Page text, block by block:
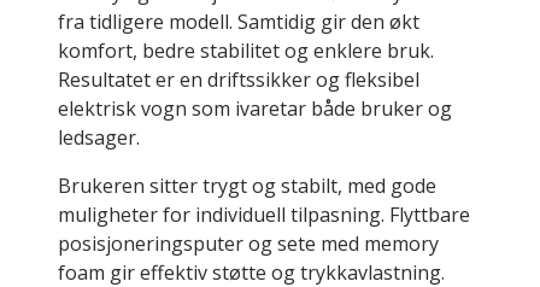
også utenfor asfalterte områder. Dette gir
flere muligheter for deltakelse i
familieaktiviteter og sosiale arenaer.
Vognen er også praktisk i hverdagen. Den
transporteres i bil. Dette gjør den godt
egnet for aktive familier og fleksibel bruk
på tvers av arenaer.
fra tidligere modell. Samtidig gir den økt
komfort, bedre stabilitet og enklere bruk.
Resultatet er en driftssikker og fleksibel
elektrisk vogn som ivaretar både bruker og
ledsager.
Brukeren sitter trygt og stabilt, med gode
muligheter for individuell tilpasning. Flyttbare
posisjoneringsputer og sete med memory
foam gir effektiv støtte og trykkavlastning.